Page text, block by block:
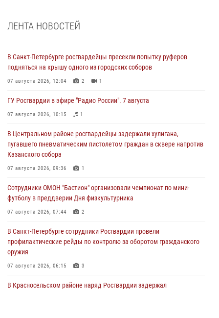
ЛЕНТА НОВОСТЕЙ
В Санкт-Петербурге росгвардейцы пресекли попытку руферов
подняться на крышу одного из городских соборов
07 августа 2026, 12:04 2 1
ГУ Росгвардии в эфире "Радио России". 7 августа
07 августа 2026, 10:15 1
В Центральном районе росгвардейцы задержали хулигана,
пугавшего пневматическим пистолетом граждан в сквере напротив
Казанского собора
07 августа 2026, 09:36 1
Сотрудники ОМОН "Бастион" организовали чемпионат по мини-
футболу в преддверии Дня физкультурника
07 августа 2026, 07:44 2
В Санкт-Петербурге сотрудники Росгвардии провели
профилактические рейды по контролю за оборотом гражданского
оружия
07 августа 2026, 06:15 3
В Красносельском районе наряд Росгвардии задержал